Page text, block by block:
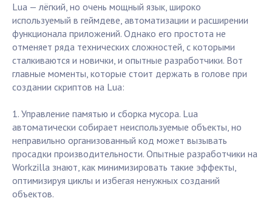
Lua — лёгкий, но очень мощный язык, широко
используемый в геймдеве, автоматизации и расширении
функционала приложений. Однако его простота не
отменяет ряда технических сложностей, с которыми
сталкиваются и новички, и опытные разработчики. Вот
главные моменты, которые стоит держать в голове при
создании скриптов на Lua:
1. Управление памятью и сборка мусора. Lua
автоматически собирает неиспользуемые объекты, но
неправильно организованный код может вызывать
просадки производительности. Опытные разработчики на
Workzilla знают, как минимизировать такие эффекты,
оптимизируя циклы и избегая ненужных созданий
объектов.